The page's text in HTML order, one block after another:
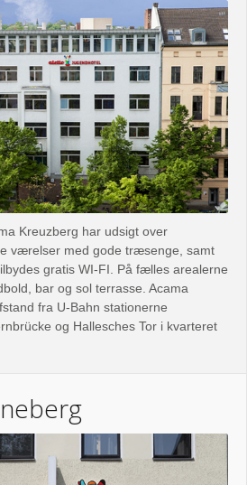
Kreuzberg har udsigt over
værelser med gode træsenge, samt
gratis WI-FI. På fælles arealerne
bar og sol terrasse. Acama
fra U-Bahn stationerne
og Hallesches Tor i kvarteret